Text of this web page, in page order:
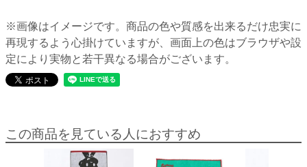
※画像はイメージです。商品の色や質感を出来るだけ忠実に
再現するよう心掛けていますが、画面上の色はブラウザや設
定により実物と若干異なる場合がございます。
この商品を見ている人におすすめ